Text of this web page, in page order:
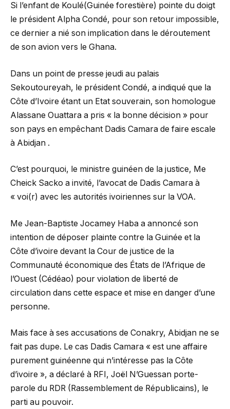
Si l’enfant de Koulé(Guinée forestière) pointe du doigt
le président Alpha Condé, pour son retour impossible,
ce dernier a nié son implication dans le déroutement
de son avion vers le Ghana.
Dans un point de presse jeudi au palais
Sekoutoureyah, le président Condé, a indiqué que la
Côte d’Ivoire étant un Etat souverain, son homologue
Alassane Ouattara a pris « la bonne décision » pour
son pays en empêchant Dadis Camara de faire escale
à Abidjan .
C’est pourquoi, le ministre guinéen de la justice, Me
Cheick Sacko a invité, l’avocat de Dadis Camara à
« voi(r) avec les autorités ivoiriennes sur la VOA.
Me Jean-Baptiste Jocamey Haba a annoncé son
intention de déposer plainte contre la Guinée et la
Côte d’ivoire devant la Cour de justice de la
Communauté économique des États de l’Afrique de
l’Ouest (Cédéao) pour violation de liberté de
circulation dans cette espace et mise en danger d’une
personne.
Mais face à ses accusations de Conakry, Abidjan ne se
fait pas dupe. Le cas Dadis Camara « est une affaire
purement guinéenne qui n’intéresse pas la Côte
d’ivoire », a déclaré à RFI, Joël N’Guessan porte-
parole du RDR (Rassemblement de Républicains), le
parti au pouvoir.